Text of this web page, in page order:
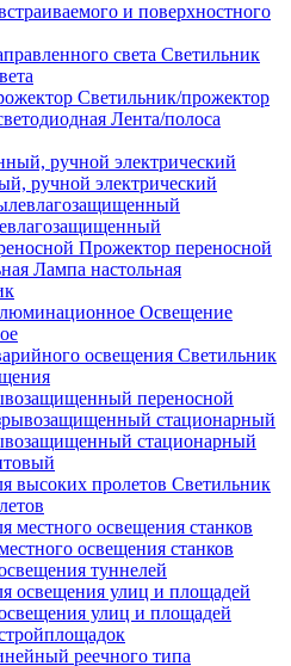
и поверхностного
Светильник
Светильник/прожектор
Лента/полоса
ручной электрический
Прожектор переносной
Лампа настольная
Освещение
Светильник
переносной
стационарный
Светильник
освещения станков
туннелей
улиц и площадей